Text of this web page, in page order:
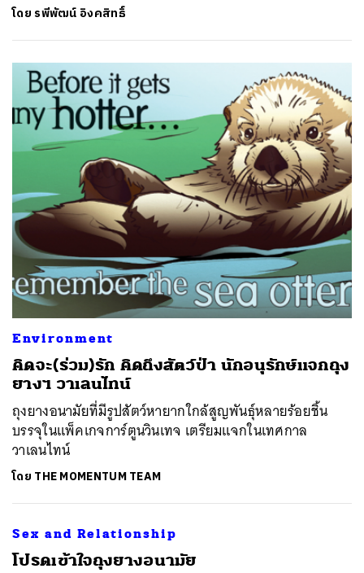
โดย รพีพัฒน์ อิงคสิทธิ์
Environment
คิดจะ(ร่วม)รัก คิดถึงสัตว์ป่า นักอนุรักษ์แจกถุง
ยางฯ วาเลนไทน์
ถุงยางอนามัยที่มีรูปสัตว์หายากใกล้สูญพันธุ์หลายร้อยชิ้น
บรรจุในแพ็คเกจการ์ตูนวินเทจ เตรียมแจกในเทศกาล
วาเลนไทน์
โดย THE MOMENTUM TEAM
Sex and Relationship
โปรดเข้าใจถุงยางอนามัย